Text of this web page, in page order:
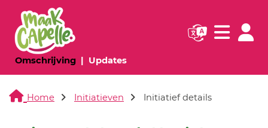
Omschrijving(huidige pagina)
Updates(huidige pagina)
Navigatie
Home Initiatieven Initiatief details